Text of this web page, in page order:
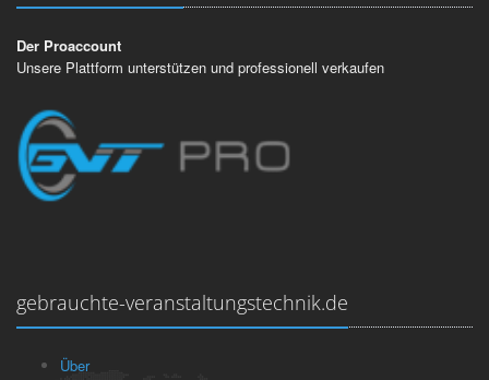
Der Proaccount
Unsere Plattform unterstützen und professionell verkaufen
gebrauchte-veranstaltungstechnik.de
Über